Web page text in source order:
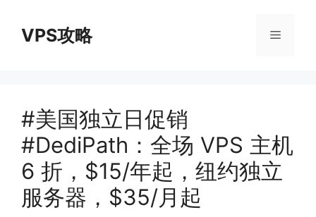
VPS攻略 菜
#美国独立日促销
#DediPath：全场 VPS 主机
6 折，$15/年起，纽约独立
服务器，$35/月起